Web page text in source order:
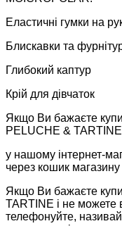
Еластичні гумки на
Блискавки та
Глибокий каптур
Крій для дівчаток
Якщо Ви бажаєте
PELUCHE &
у нашому інтернет-
через кошик
Якщо Ви бажаєте
TARTINE і не можете
телефонуйте,